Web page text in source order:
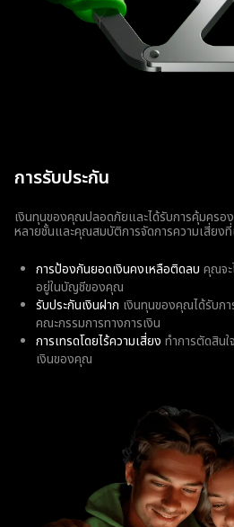
การรับประกัน
เงินทุนของคุณปลอดภัยและได้รับการคุ้มครอ
หลายชั้นและคุณสมบัติการจัดการความเสี่ยง
การป้องกันยอดเงินคงเหลือติดลบ คุณจะ
อยู่ในบัญชีของคุณ
รับประกันเงินฝาก เงินทุนของคุณได้รับก
คณะกรรมการทางการเงิน
การเทรดโดยไร้ความเสี่ยง ทำการตัดสิน
เงินของคุณ